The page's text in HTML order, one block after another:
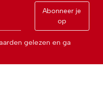
Abonneer je
op
gelezen en ga